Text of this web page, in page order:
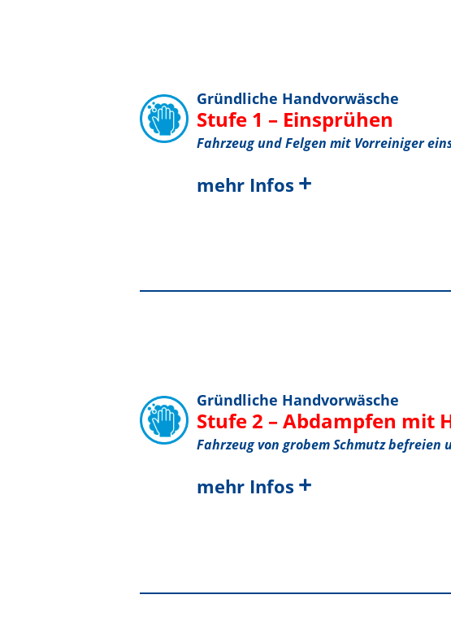
Gründliche Handvorwäsche
Stufe 1 – Einsprühen
Fahrzeug und Felgen mit Vorreiniger
mehr Infos +
Gründliche Handvorwäsche
Stufe 2 – Abdampfen mit
Fahrzeug von grobem Schmutz befreien
mehr Infos +